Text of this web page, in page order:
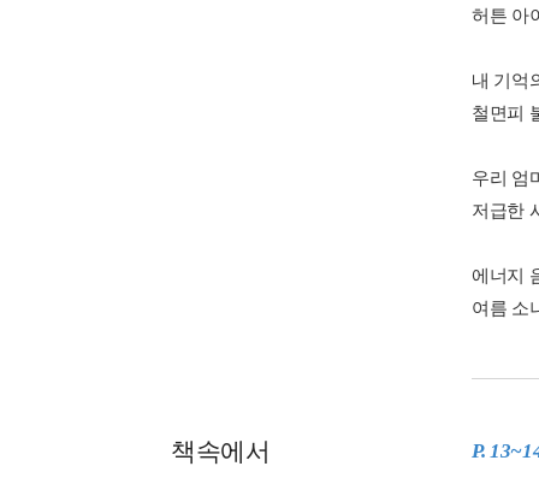
허튼 아
내 기억
철면피
우리 엄
저급한
에너지
여름 소
책속에서 P.